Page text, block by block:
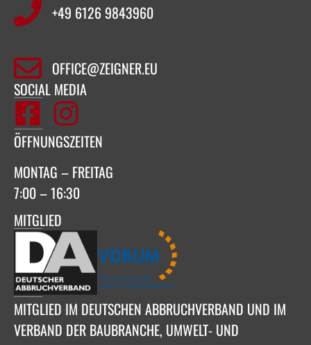
+49 6126 9843960‬
OFFICE@ZEIGNER.EU
SOCIAL MEDIA
ÖFFNUNGSZEITEN
MONTAG – FREITAG
7:00 – 16:30
MITGLIED
MITGLIED IM DEUTSCHEN ABBRUCHVERBAND UND IM
VERBAND DER BAUBRANCHE, UMWELT- UND